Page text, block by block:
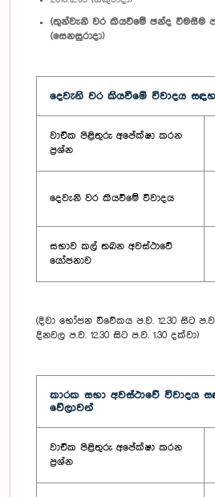
(තුන්වැනි වර කියවීමේ ඡන්ද විමසීම ප.ව.
(සෙනසුරාදා)
දෙවැනි වර කියවීමේ විවාදය
වාචික පිළිතුරු අපේක්ෂා කරන
ප්‍රශ්න
දෙවැනි වර කියවීමේ විවාදය
සභාව කල් තබන අවස්ථාවේ
යෝජනාව
(දිවා භෝජන විවේකය ප.ව. 12.30 සිට ප.ව.
දිනවල ප.ව. 12.30 සිට ප.ව. 1.30 දක්වා)
කාරක සභා අවස්ථාවේ විවාදය
වේලාවන්
වාචික පිළිතුරු අපේක්ෂා කරන
ප්‍රශ්න